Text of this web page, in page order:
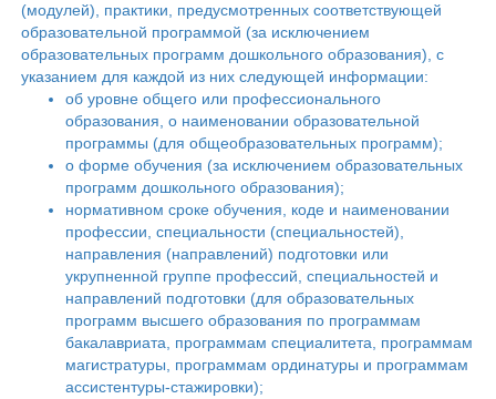
(модулей), практики, предусмотренных соответствующей
образовательной программой (за исключением
образовательных программ дошкольного образования), с
указанием для каждой из них следующей информации:
об уровне общего или профессионального
образования, о наименовании образовательной
программы (для общеобразовательных программ);
о форме обучения (за исключением образовательных
программ дошкольного образования);
нормативном сроке обучения, коде и наименовании
профессии, специальности (специальностей),
направления (направлений) подготовки или
укрупненной группе профессий, специальностей и
направлений подготовки (для образовательных
программ высшего образования по программам
бакалавриата, программам специалитета, программам
магистратуры, программам ординатуры и программам
ассистентуры-стажировки);